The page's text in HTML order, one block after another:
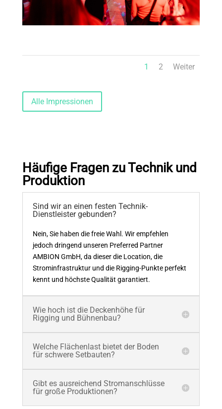
1 2 Weiter
Alle Impressionen
Häufige Fragen zu Technik und
Produktion
Sind wir an einen festen Technik-
Dienstleister gebunden?
Nein, Sie haben die freie Wahl. Wir empfehlen
jedoch dringend unseren Preferred Partner
AMBION GmbH, da dieser die Location, die
Strominfrastruktur und die Rigging-Punkte perfekt
kennt und höchste Qualität garantiert.
Wie hoch ist die Deckenhöhe für
Rigging und Bühnenbau?
Welche Flächenlast bietet der Boden
für schwere Setbauten?
Gibt es ausreichend Stromanschlüsse
für große Produktionen?